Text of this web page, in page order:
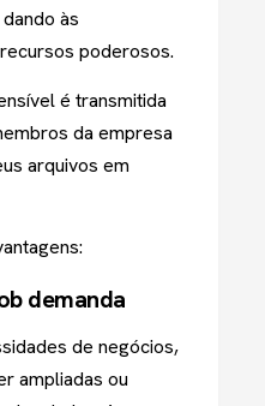
às
poderosos.
é transmitida
da empresa
arquivos em
demanda
de negócios,
ampliadas ou